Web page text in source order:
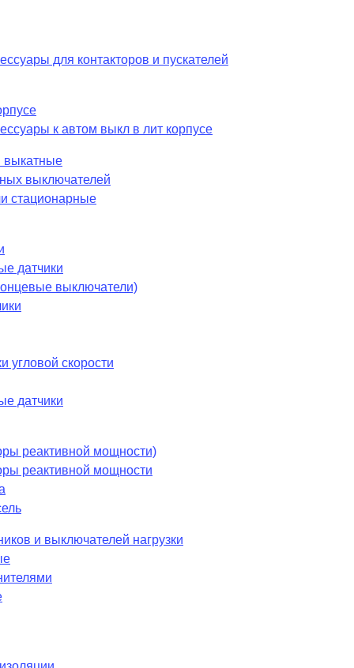
для контакторов и пускателей
к автом выкл в лит корпусе
выкатные
выключателей
стационарные
датчики
выключатели)
угловой скорости
датчики
реактивной мощности)
реактивной мощности
и выключателей нагрузки